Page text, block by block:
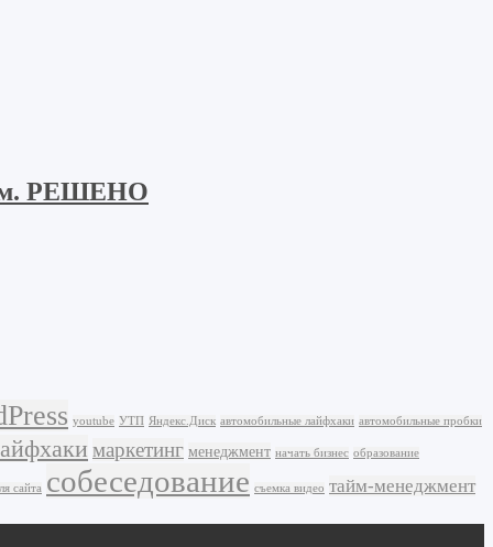
РЕШЕНО
youtube УТП Яндекс.Диск автомобильные лайфхаки автомобильные пробки
маркетинг менеджмент начать бизнес образование
сайта собеседование съемка видео тайм-менеджмент